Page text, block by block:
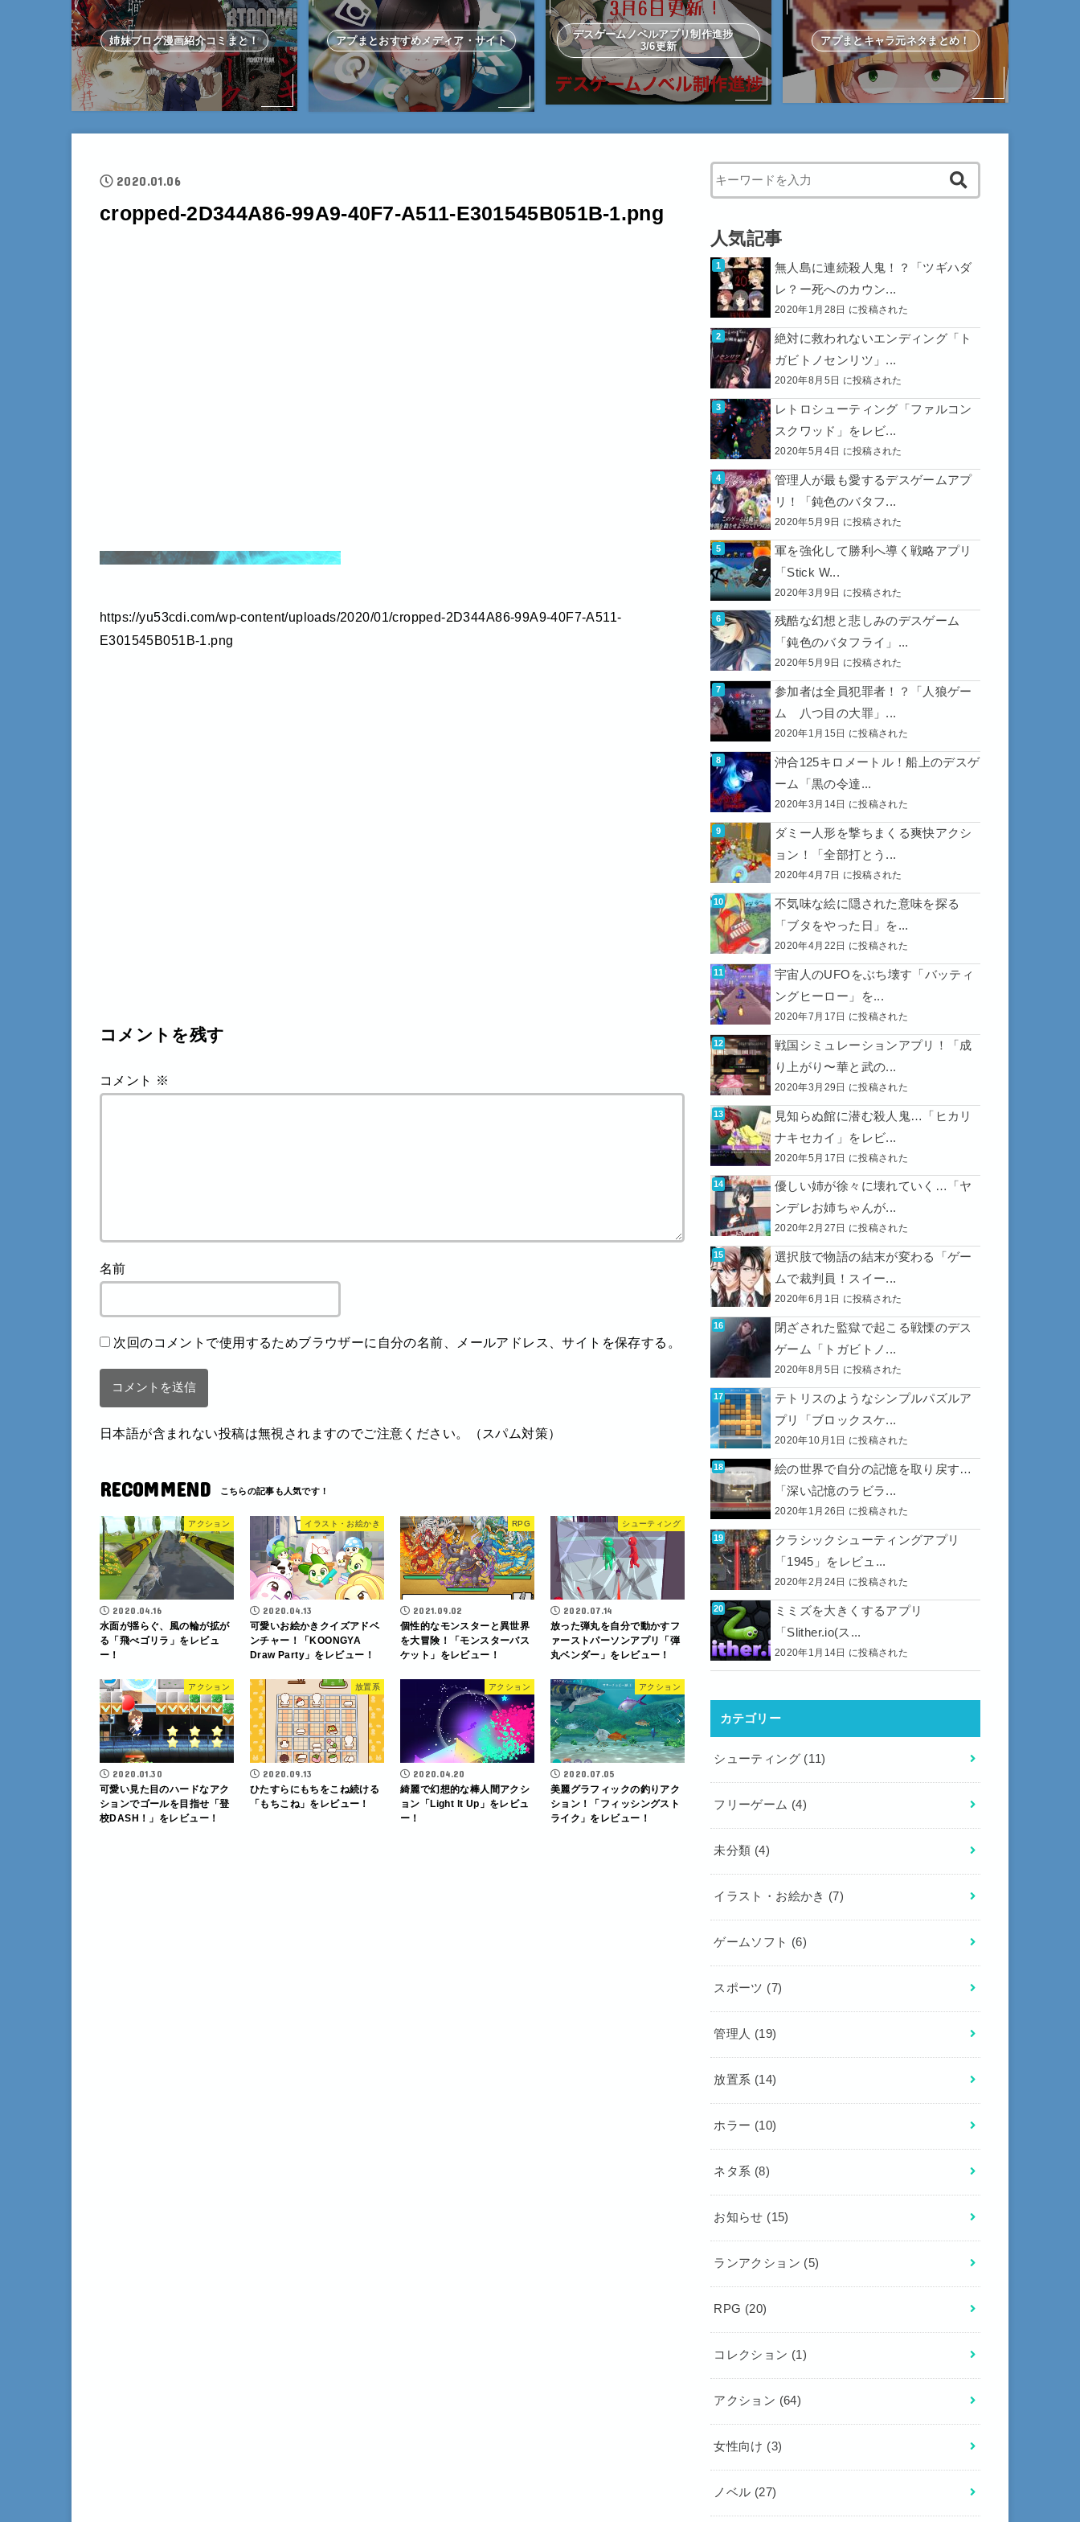
姉妹ブログ漫画紹介コミまと！ アプまとおすすめメディア・サイト
デスゲームノベルアプリ制作進捗
3/6更新
アプまとキャラ元ネタまとめ！
2020.01.06
cropped-2D344A86-99A9-40F7-A511-E301545B051B-1.png
https://yu53cdi.com/wp-content/uploads/2020/01/cropped-2D344A86-99A9-40F7-A511-
E301545B051B-1.png
コメントを残す
コメント ※
名前
次回のコメントで使用するためブラウザーに自分の名前、メールアドレス、サイトを保存する。
日本語が含まれない投稿は無視されますのでご注意ください。（スパム対策）
RECOMMEND
アクション
2020.04.16
水面が揺らぐ、風の輪が拡が
る「飛べゴリラ」をレビュ
ー！
イラスト・お絵かき
2020.04.13
可愛いお絵かきクイズアドベ
ンチャー！「KOONGYA
Draw Party」をレビュー！
RPG
2021.09.02
個性的なモンスターと異世界
を大冒険！「モンスターバス
ケット」をレビュー！
シューティング
2020.07.14
放った弾丸を自分で動かすフ
ァーストパーソンアプリ「弾
丸ベンダー」をレビュー！
アクション
2020.01.30
可愛い見た目のハードなアク
ションでゴールを目指せ「登
校DASH！」をレビュー！
放置系
2020.09.13
ひたすらにもちをこね続ける
「もちこね」をレビュー！
アクション
2020.04.20
綺麗で幻想的な棒人間アクシ
ョン「Light lt Up」をレビュ
ー！
アクション
2020.07.05
美麗グラフィックの釣りアク
ション！「フィッシングスト
ライク」をレビュー！
When autocomplete results are available use up and down
人気記事
無人島に連続殺人鬼！？「ツギハダ
レ？ー死へのカウン...
2020年1月28日 に投稿された
絶対に救われないエンディング「ト
ガビトノセンリツ」...
2020年8月5日 に投稿された
レトロシューティング「ファルコン
スクワッド」をレビ...
2020年5月4日 に投稿された
管理人が最も愛するデスゲームアプ
リ！「鈍色のバタフ...
2020年5月9日 に投稿された
軍を強化して勝利へ導く戦略アプリ
「Stick W...
2020年3月9日 に投稿された
残酷な幻想と悲しみのデスゲーム
「鈍色のバタフライ」...
2020年5月9日 に投稿された
参加者は全員犯罪者！？「人狼ゲー
ム 八つ目の大罪」...
2020年1月15日 に投稿された
沖合125キロメートル！船上のデスゲ
ーム「黒の令達...
2020年3月14日 に投稿された
ダミー人形を撃ちまくる爽快アクシ
ョン！「全部打とう...
2020年4月7日 に投稿された
不気味な絵に隠された意味を探る
「ブタをやった日」を...
2020年4月22日 に投稿された
宇宙人のUFOをぶち壊す「バッティ
ングヒーロー」を...
2020年7月17日 に投稿された
戦国シミュレーションアプリ！「成
り上がり〜華と武の...
2020年3月29日 に投稿された
見知らぬ館に潜む殺人鬼…「ヒカリ
ナキセカイ」をレビ...
2020年5月17日 に投稿された
優しい姉が徐々に壊れていく…「ヤ
ンデレお姉ちゃんが...
2020年2月27日 に投稿された
選択肢で物語の結末が変わる「ゲー
ムで裁判員！スイー...
2020年6月1日 に投稿された
閉ざされた監獄で起こる戦慄のデス
ゲーム「トガビトノ...
2020年8月5日 に投稿された
テトリスのようなシンプルパズルア
プリ「ブロックスケ...
2020年10月1日 に投稿された
絵の世界で自分の記憶を取り戻す…
「深い記憶のラビラ...
2020年1月26日 に投稿された
クラシックシューティングアプリ
「1945」をレビュ...
2020年2月24日 に投稿された
ミミズを大きくするアプリ
「Slither.io(ス...
2020年1月14日 に投稿された
カテゴリー
シューティング (11)
フリーゲーム (4)
未分類 (4)
イラスト・お絵かき (7)
ゲームソフト (6)
スポーツ (7)
管理人 (19)
放置系 (14)
ホラー (10)
ネタ系 (8)
お知らせ (15)
ランアクション (5)
RPG (20)
コレクション (1)
アクション (64)
女性向け (3)
ノベル (27)